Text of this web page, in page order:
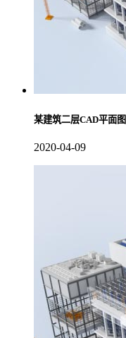
某建筑二层CAD平面图
2020-04-09